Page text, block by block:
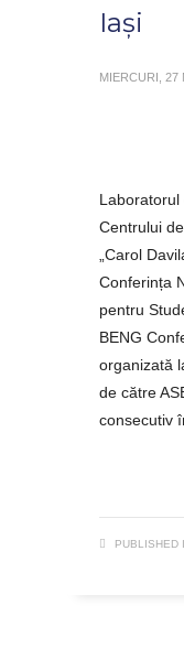
Iași
MIERCURI, 27
Centrului
„Carol
Conferința
pentru
BENG
organizată
de către
consecutiv
PUBLISHED